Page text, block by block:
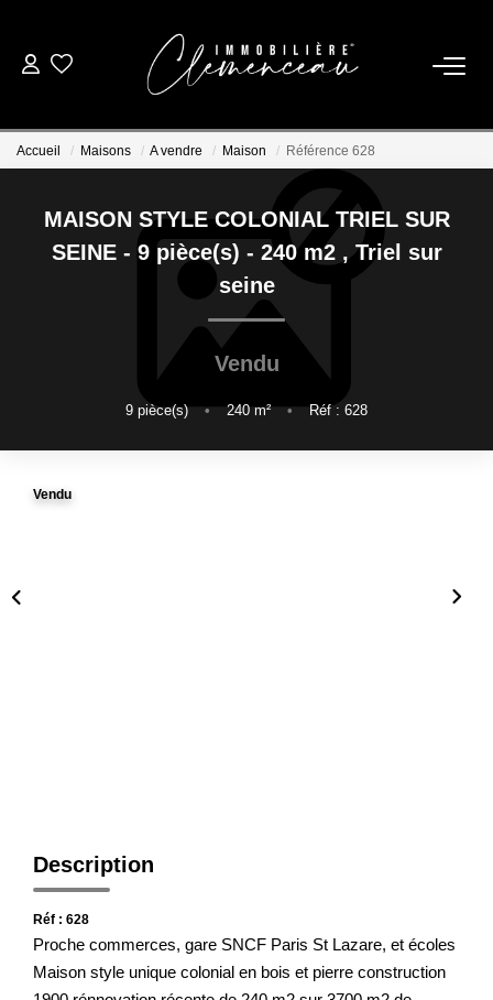
LOCATION
ESTIMATION
BIENS VENDUS
Accueil Maisons A vendre Maison Référence 628
MAISON STYLE COLONIAL TRIEL SUR
SEINE - 9 pièce(s) - 240 m2 ,Triel sur
seine
Vendu
9 pièce(s) • 240m² • Réf : 628
Vendu
Description
Réf : 628
Proche commerces, gare SNCF Paris St Lazare, et écoles
Maison style unique colonial en bois et pierre construction